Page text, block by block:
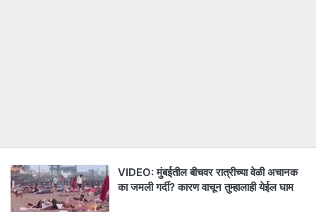
VIDEO: मुंबईतील बीचवर रात्रीच्या वेळी अचानक
का जमली गर्दी? कारण वाचून तुम्हालाही येईल घाम